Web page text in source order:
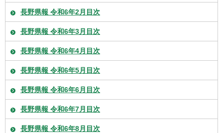
長野県報 令和6年2月目次
長野県報 令和6年3月目次
長野県報 令和6年4月目次
長野県報 令和6年5月目次
長野県報 令和6年6月目次
長野県報 令和6年7月目次
長野県報 令和6年8月目次